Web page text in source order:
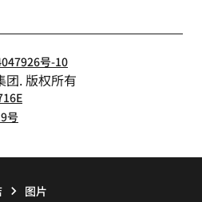
号-10
. 版权所有
号
图片